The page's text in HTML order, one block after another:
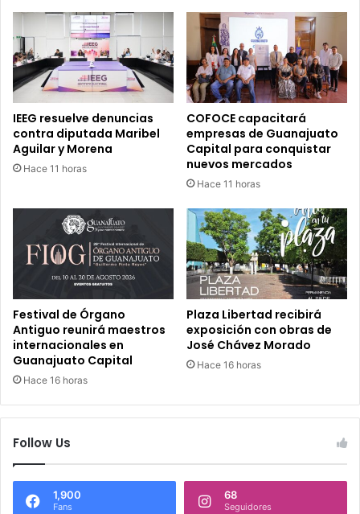
IEEG resuelve denuncias
contra diputada Maribel
Aguilar y Morena
Hace 11 horas
COFOCE capacitará
empresas de Guanajuato
Capital para conquistar
nuevos mercados
Hace 11 horas
Festival de Órgano
Antiguo reunirá maestros
internacionales en
Guanajuato Capital
Hace 16 horas
Plaza Libertad recibirá
exposición con obras de
José Chávez Morado
Hace 16 horas
Follow Us
1,900
Fans
68
Seguidores